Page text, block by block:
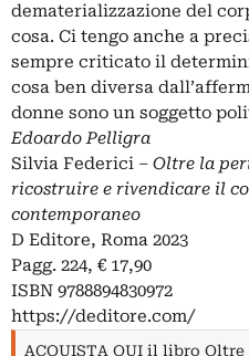
dematerializzazione del
cosa. Ci tengo anche a
sempre criticato il
cosa ben diversa
donne sono un soggetto
Edoardo Pelligra
Silvia Federici ‒ Oltre la
ricostruire e rivendicare il
contemporaneo
D Editore, Roma 2023
Pagg. 224, € 17,90
ISBN 9788894830972
https://deditore.com/
ACQUISTA QUI il libro